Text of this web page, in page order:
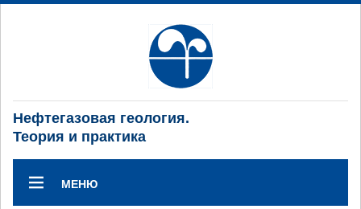
Нефтегазовая геология.
Теория и практика
МЕНЮ